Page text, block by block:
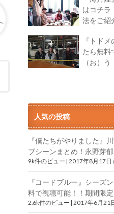
はコチラ
法をご紹
『トド
たら無料
（お）う
人気の投稿
『僕たちがやりました』
ブシーンまとめ！永野芽郁
9k件のビュー | 2017年8月17日
『コードブルー』シーズ
料で視聴可能！！期間限定
2.6k件のビュー 2017年6月21